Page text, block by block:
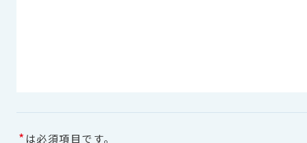
* は必須項目です。